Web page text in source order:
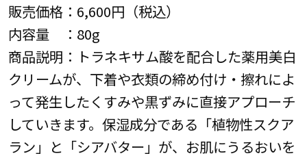
販売価格：6,600円（税込）
内容量 ：80g
商品説明：トラネキサム酸を配合した薬用美白
クリームが、下着や衣類の締め付け・擦れによ
って発生したくすみや黒ずみに直接アプローチ
していきます。保湿成分である「植物性スクア
ラン」と「シアバター」が、お肌にうるおいを